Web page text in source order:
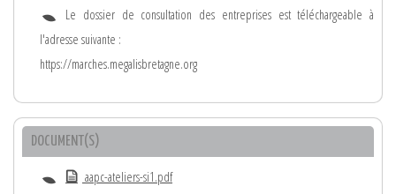
Le dossier de consultation des entreprises est téléchargeable à
l'adresse suivante :
https://marches.megalisbretagne.org
DOCUMENT(S)
aapc-ateliers-si1.pdf